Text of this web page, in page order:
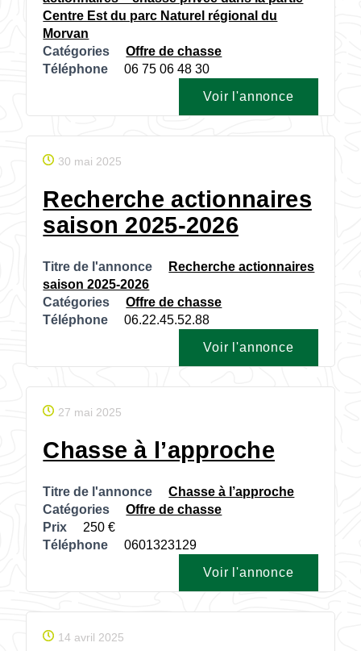
Centre Est du parc Naturel régional du
Morvan
Catégories
Offre de chasse
Téléphone
06 75 06 48 30
Voir l'annonce
30 mai 2025
Recherche actionnaires
saison 2025-2026
Titre de l'annonce
Recherche actionnaires
saison 2025-2026
Catégories
Offre de chasse
Téléphone
06.22.45.52.88
Voir l'annonce
27 mai 2025
Chasse à l’approche
Titre de l'annonce
Chasse à l’approche
Catégories
Offre de chasse
Prix
250
Téléphone
0601323129
Voir l'annonce
14 avril 2025